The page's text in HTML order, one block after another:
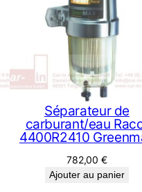
Séparateur de
carburant/eau
4400R2410
782,00€
Ajouter au panier